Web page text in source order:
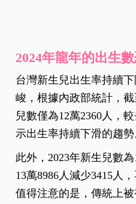
2024年龍年的出生數
台灣新生兒出生率持續
峻，根據內政部統計，
兒數僅為12萬2360人，
示出生率持續下滑的趨勢
此外，2023年新生兒數
13萬8986人減少3415人
值得注意的是，傳統上